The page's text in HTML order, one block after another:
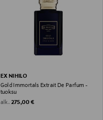
EX NIHILO
Gold Immortals Extrait De Parfum -
tuoksu
alk. Original Price
275,00 €